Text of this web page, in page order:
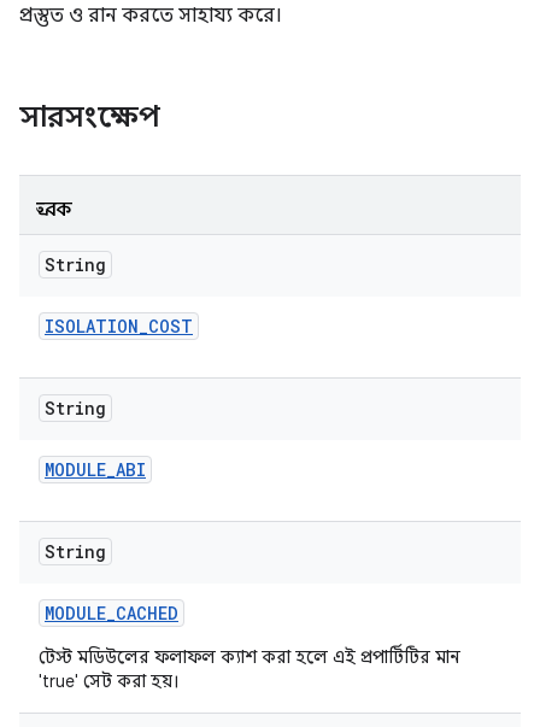
প্রস্তুত ও রান করতে সাহায্য করে।
সারসংক্ষেপ
ধ্রুবক
String
ISOLATION_COST
String
MODULE_ABI
String
MODULE_CACHED
টেস্ট মডিউলের ফলাফল ক্যাশ করা হলে এই প্রপার্টিটির মান
'true' সেট করা হয়।